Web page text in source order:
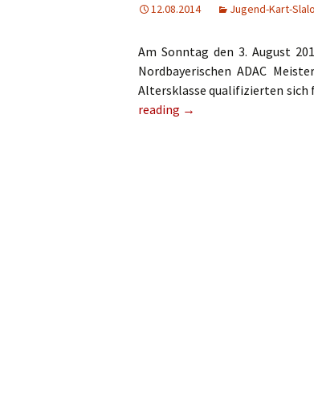
12.08.2014 Jugend-Kart-
Am Sonntag den 3. August
Nordbayerischen ADAC
Altersklasse qualifizierten sich
reading →